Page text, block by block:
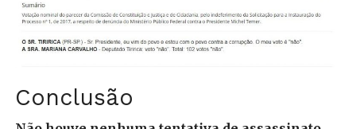
Conclusão